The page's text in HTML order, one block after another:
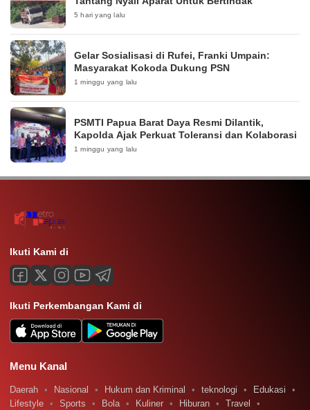
5 hari yang lalu
Gelar Sosialisasi di Rufei, Franki Umpain:
Masyarakat Kokoda Dukung PSN
1 minggu yang lalu
PSMTI Papua Barat Daya Resmi Dilantik,
Kapolda Ajak Perkuat Toleransi dan Kolaborasi
1 minggu yang lalu
Ikuti Kami di
Ikuti Perkembangan Kami di
Menu Kanal
Daerah Nasional Hukum dan Kriminal teknologi
Edukasi
Lifestyle
Sports Bola Kuliner Hiburan Travel